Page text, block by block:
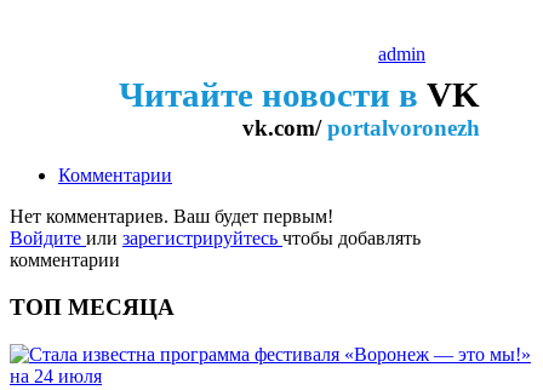
admin
Читайте новости в VK
vk.com/portalvoronezh
Комментарии
Нет комментариев. Ваш будет первым!
Войдите или зарегистрируйтесь чтобы добавлять
комментарии
ТОП МЕСЯЦА